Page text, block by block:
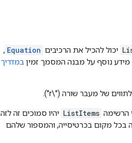
יכול להכיל את הרכיבים Equation
,
מידע נוסף על מבנה המסמך זמין במדריך
הרשימה ListItems יהיו סמוכים זה לזה
בכל מקום בכרטיסייה, והמספור שלהם